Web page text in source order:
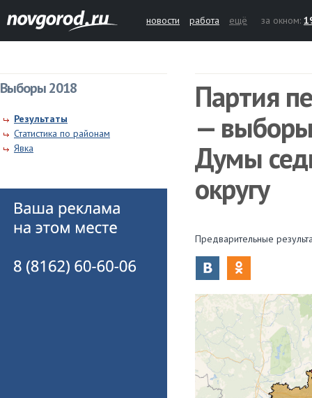
новости работа ещё за окном:
Выборы 2018
Результаты
Статистика по районам
Явка
Партия
— выборы
Думы
округу
Предварительные